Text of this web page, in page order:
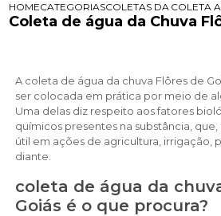
HOMECATEGORIASCOLETAS DA AGUA DA
COLETA
Coleta de água da Chuva
A coleta de água da chuva Flôres de
ser colocada em prática por meio de
Uma delas diz respeito aos fatores
químicos presentes na substância,
útil em ações de agricultura, irrigação,
diante.
coleta de água da
Goiás é o que procura?